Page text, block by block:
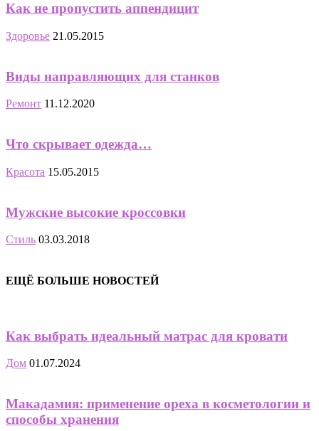
Как не пропустить аппендицит
Здоровье 21.05.2015
Виды направляющих для станков
Ремонт 11.12.2020
Что скрывает одежда…
Красота 15.05.2015
Мужские высокие кроссовки
Стиль 03.03.2018
ЕЩЁ БОЛЬШЕ НОВОСТЕЙ
Как выбрать идеальный матрас для кровати
Дом 01.07.2024
Макадамия: применение ореха в косметологии и
способы хранения